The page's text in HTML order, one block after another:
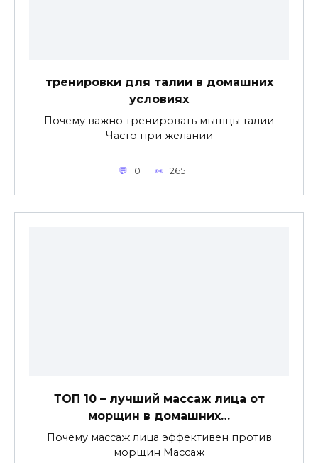
тренировки для талии в домашних
условиях
Почему важно тренировать мышцы талии
Часто при желании
0 265
ТОП 10 – лучший массаж лица от
морщин в домашних…
Почему массаж лица эффективен против
морщин Массаж